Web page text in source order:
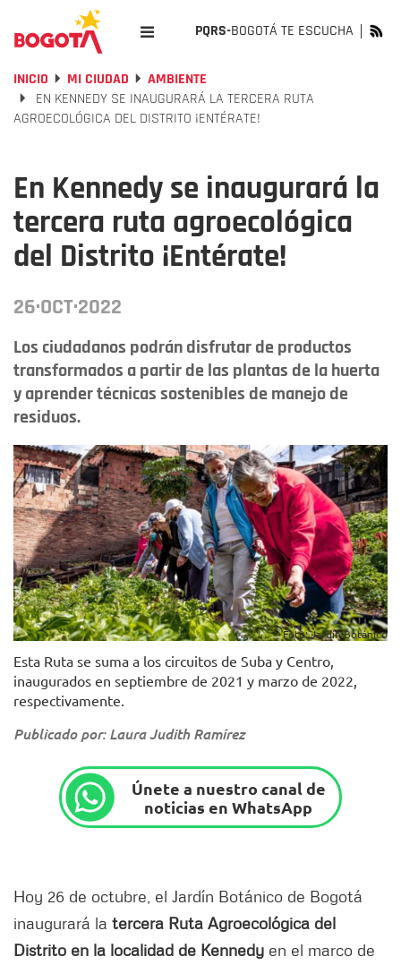
PQRS-BOGOTÁ TE ESCUCHA
INICIO MI CIUDAD
AMBIENTE
EN KENNEDY SE INAUGURARÁ LA TERCERA RUTA
AGROECOLÓGICA DEL DISTRITO ¡ENTÉRATE!
En Kennedy se inaugurará la
tercera ruta agroecológica
del Distrito ¡Entérate!
26·OCT·2022
Los ciudadanos podrán disfrutar de productos
transformados a partir de las plantas de la huerta
y aprender técnicas sostenibles de manejo de
residuos.
Foto: Jardín Botánico
Esta Ruta se suma a los circuitos de Suba y Centro,
inaugurados en septiembre de 2021 y marzo de 2022,
respectivamente.
Publicado por: Laura Judith Ramírez
Únete a nuestro canal de
noticias en WhatsApp
Hoy 26 de octubre, el Jardín Botánico de Bogotá
inaugurará la tercera Ruta Agroecológica del
Distrito en la localidad de Kennedy en el marco de